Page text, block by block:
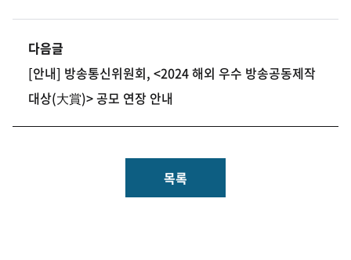
다음글
[안내] 방송통신위원회, <2024 해외 우수 방송공동제작
대상(大賞)> 공모 연장 안내
목록